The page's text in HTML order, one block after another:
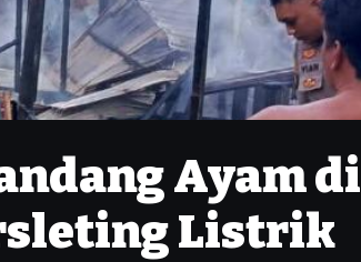
Ayam di
Listrik